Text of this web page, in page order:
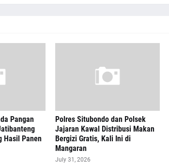
Pangan
Hasil Panen
Polres Situbondo dan Polsek
Jajaran Kawal Distribusi Makan
Bergizi Gratis, Kali Ini di
Mangaran
July 31, 2026